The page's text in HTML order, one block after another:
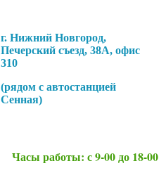
г. Нижний Новгород,
Печерский съезд, 38А, офис
310
(рядом с автостанцией
Сенная)
Часы работы: с 9-00 до 18-00